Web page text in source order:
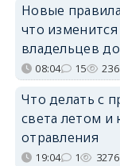
Новые
что
владельцев
08:04 15
Что делать с
света летом и
отравления
19:04 1 3276